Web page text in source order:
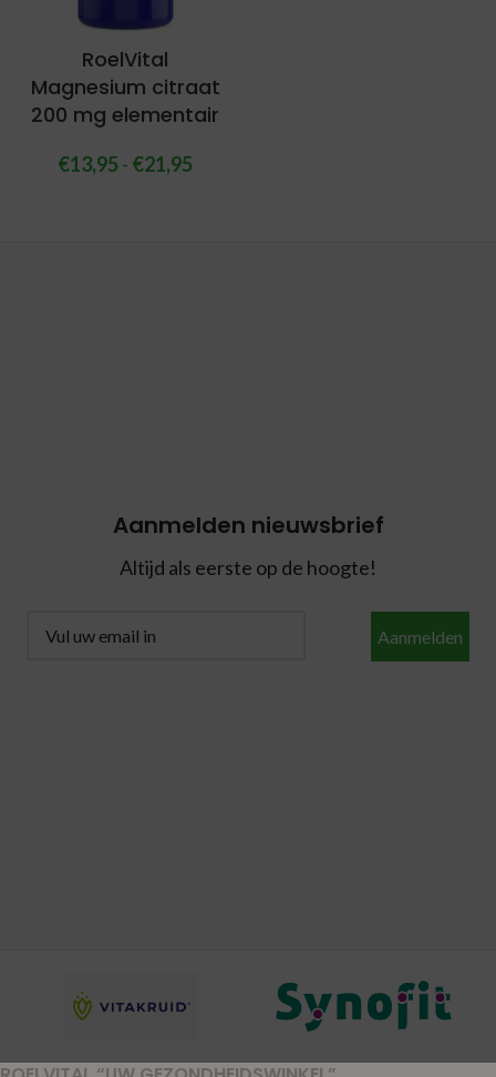
RoelVital
Magnesium citraat
200 mg elementair
€13,95 - €21,95
Aanmelden nieuwsbrief
Altijd als eerste op de hoogte!
Aanmelden